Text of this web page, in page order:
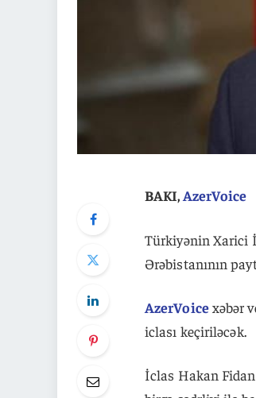
BAKI,AzerVoice
Türkiyənin Xarici
Ərəbistanının
AzerVoicexəbər
iclası keçiriləcək.
İclas Hakan